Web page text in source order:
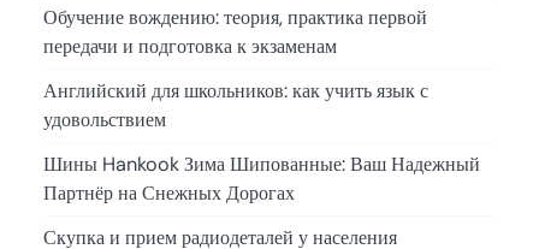
Обучение вождению: теория, практика первой
передачи и подготовка к экзаменам
Английский для школьников: как учить язык с
удовольствием
Шины Hankook Зима Шипованные: Ваш Надежный
Партнёр на Снежных Дорогах
Скупка и прием радиодеталей у населения